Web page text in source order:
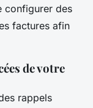
configurer des
factures afin
de votre
rappels